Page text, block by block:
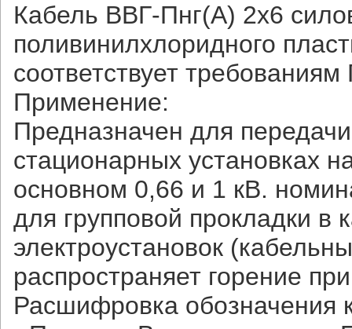
Кабель ВВГ-Пнг(А) 2х6
поливинилхлоридного
соответствует
Применение:
Предназначен для
стационарных установках
основном 0,66 и 1 кВ.
для групповой прокладки
электроустановок
распространяет горение
Расшифровка обозначения